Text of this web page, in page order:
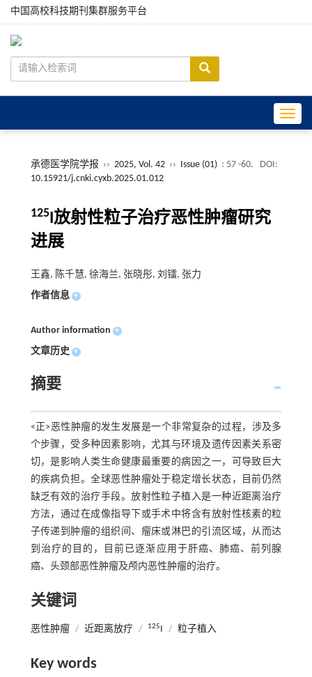
中国高校科技期刊集群服务平台
承德医学院学报 ›› 2025, Vol. 42 ›› Issue (01) : 57 -60.
DOI:
10.15921/j.cnki.cyxb.2025.01.012
125I放射性粒子治疗恶性肿瘤研究
进展
王鑫, 陈千慧, 徐海兰, 张晓彤, 刘镭, 张力
作者信息 +
Author information +
文章历史 +
摘要
<正>恶性肿瘤的发生发展是一个非常复杂的过程，涉及多
个步骤，受多种因素影响，尤其与环境及遗传因素关系密
切，是影响人类生命健康最重要的病因之一，可导致巨大
的疾病负担。全球恶性肿瘤处于稳定增长状态，目前仍然
缺乏有效的治疗手段。放射性粒子植入是一种近距离治疗
方法，通过在成像指导下或手术中将含有放射性核素的粒
子传递到肿瘤的组织间、瘤床或淋巴的引流区域，从而达
到治疗的目的，目前已逐渐应用于肝癌、肺癌、前列腺
癌、头颈部恶性肿瘤及颅内恶性肿瘤的治疗。
关键词
恶性肿瘤 / 近距离放疗 / 125I / 粒子植入
Key words